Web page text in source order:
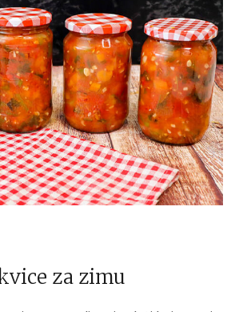
za zimu